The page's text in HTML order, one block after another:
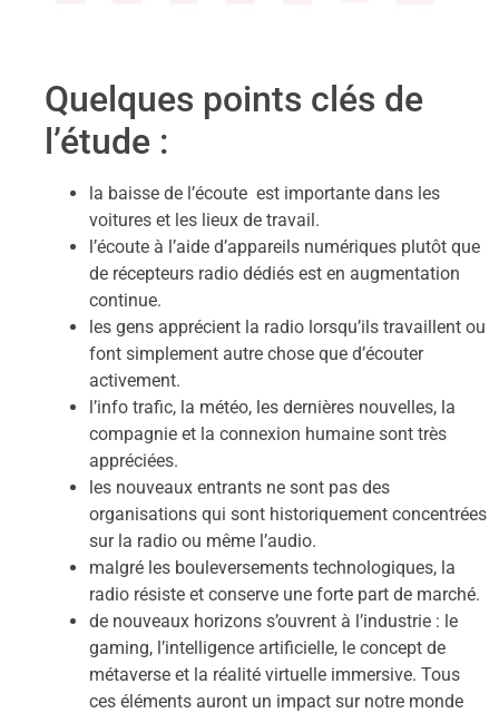
Quelques points clés de
l’étude :
la baisse de l’écoute est importante dans les
voitures et les lieux de travail.
l’écoute à l’aide d’appareils numériques plutôt que
de récepteurs radio dédiés est en augmentation
continue.
les gens apprécient la radio lorsqu’ils travaillent ou
font simplement autre chose que d’écouter
activement.
l’info trafic, la météo, les dernières nouvelles, la
compagnie et la connexion humaine sont très
appréciées.
les nouveaux entrants ne sont pas des
organisations qui sont historiquement concentrées
sur la radio ou même l’audio.
malgré les bouleversements technologiques, la
radio résiste et conserve une forte part de marché.
de nouveaux horizons s’ouvrent à l’industrie : le
gaming, l’intelligence artificielle, le concept de
métaverse et la réalité virtuelle immersive. Tous
ces éléments auront un impact sur notre monde